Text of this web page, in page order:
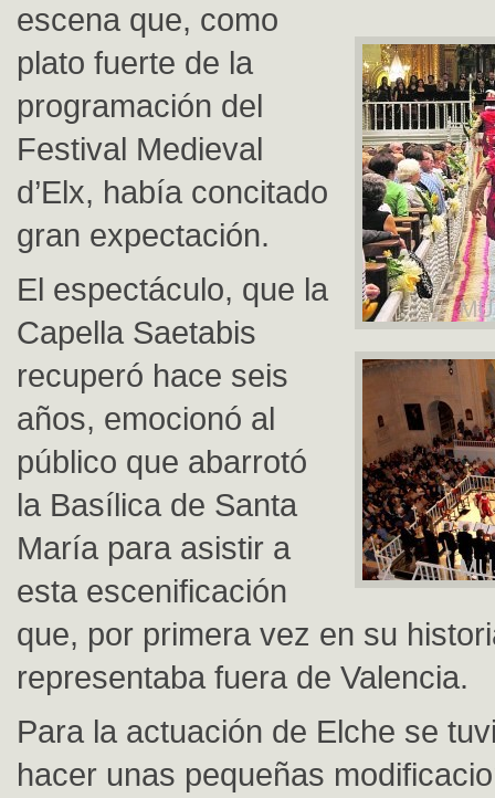
escena que, como
plato fuerte de la
programación del
Festival Medieval
d’Elx, había concitado
gran expectación.
El espectáculo, que la
Capella Saetabis
recuperó hace seis
años, emocionó al
público que abarrotó
la Basílica de Santa
María para asistir a
esta escenificación
que, por primera vez en su
representaba fuera de Valencia.
Para la actuación de Elche se
hacer unas pequeñas